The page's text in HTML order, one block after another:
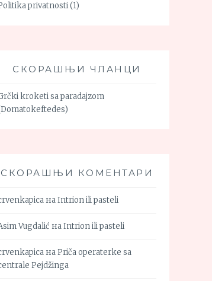
privatnosti(1)
СКОРАШЊИ ЧЛАНЦИ
kroketi sa paradajzom
СКОРАШЊИ КОМЕНТАРИ
наIntrion ili pasteli
Vugdalić наIntrion ili pasteli
наPriča operaterke sa
Pejdžinga